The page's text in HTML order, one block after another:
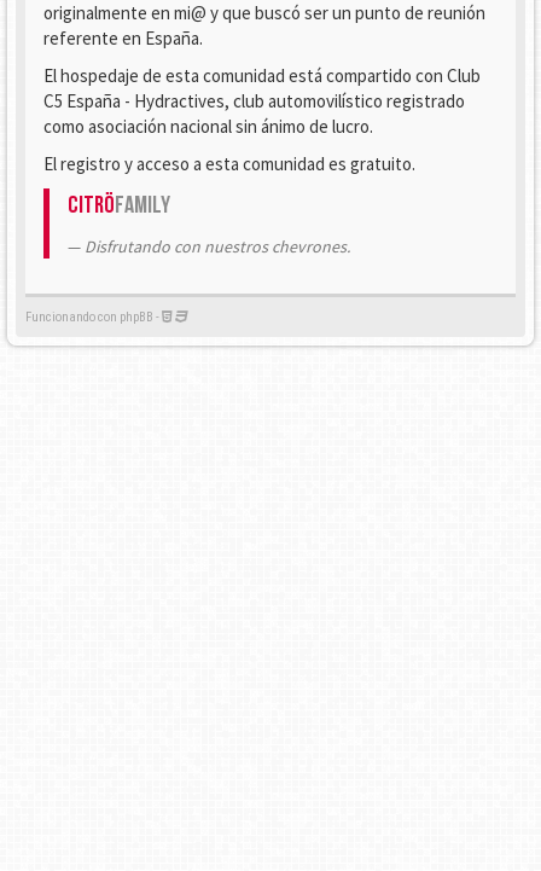
originalmente en mi@ y que buscó ser un punto de reunión
referente en España.
El hospedaje de esta comunidad está compartido con Club
C5 España - Hydractives, club automovilístico registrado
como asociación nacional sin ánimo de lucro.
El registro y acceso a esta comunidad es gratuito.
CitröFamily
Disfrutando con nuestros chevrones.
Funcionando con phpBB -